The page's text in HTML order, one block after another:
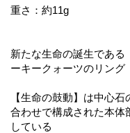
重さ：約11g
新たな生命の誕生である
ーキークォーツのリング
【生命の鼓動】は中心
合わせで構成された本体
している